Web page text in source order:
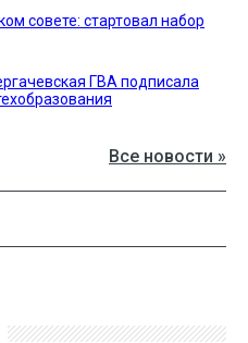
совете: стартовал набор
ГВА подписала
Все новости »